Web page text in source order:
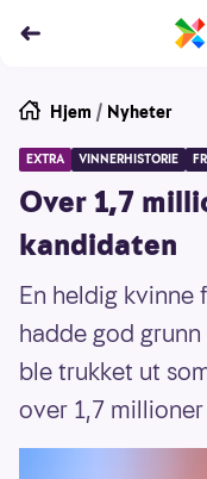
Hjem / Nyheter
EXTRA VINNERHISTORIE
Over 1,7
kandidaten
En heldig kvinne
hadde god
ble trukket ut
over 1,7